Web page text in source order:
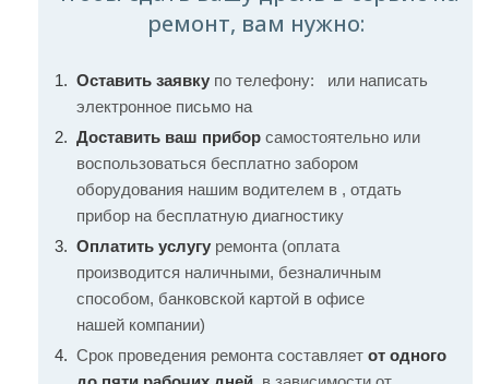
ремонт, вам нужно:
Оставить заявку по телефону:
или написать
электронное письмо на
Доставить ваш прибор самостоятельно или
воспользоваться бесплатно забором
оборудования нашим водителем в , отдать
прибор на бесплатную диагностику
Оплатить услугу ремонта (оплата
производится наличными, безналичным
способом, банковской картой в офисе
нашей компании)
Срок проведения ремонта составляет от одного